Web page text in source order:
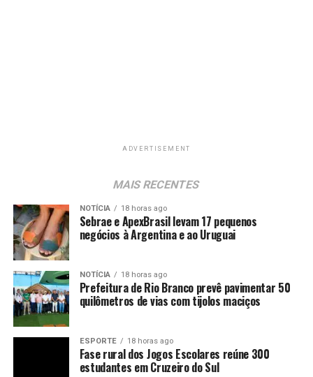
ADVERTISEMENT
MAIS RECENTES
NOTÍCIA 18 horas ago
Sebrae e ApexBrasil levam 17 pequenos
negócios à Argentina e ao Uruguai
NOTÍCIA 18 horas ago
Prefeitura de Rio Branco prevê pavimentar 50
quilômetros de vias com tijolos maciços
ESPORTE 18 horas ago
Fase rural dos Jogos Escolares reúne 300
estudantes em Cruzeiro do Sul